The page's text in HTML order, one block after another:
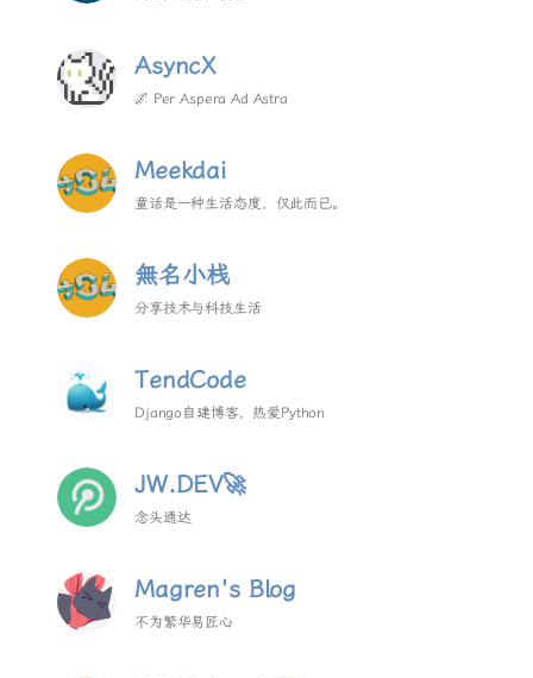
AsyncX
🌌 Per Aspera Ad Astra
Meekdai
童话是一种生活态度，仅此而已。
無名小栈
分享技术与科技生活
TendCode
Django自建博客，热爱Python
JW.DEV🚀
念头通达
Magren's Blog
不为繁华易匠心